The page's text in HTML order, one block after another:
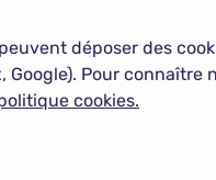
chien-chat
déposer des
Google). Pour connaître
cookies.